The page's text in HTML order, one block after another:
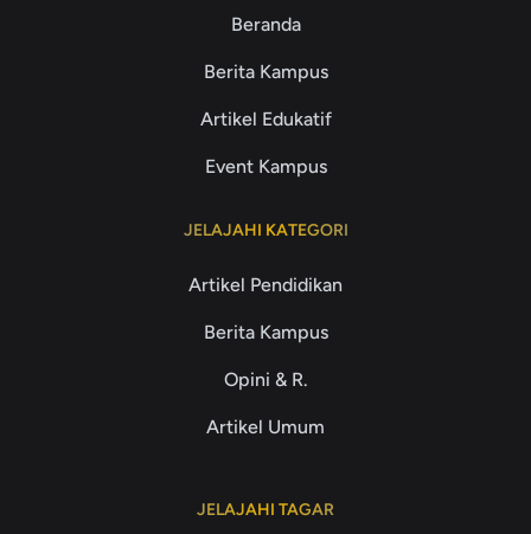
Beranda
Berita Kampus
Artikel Edukatif
Event Kampus
JELAJAHI KATEGORI
Artikel Pendidikan
Berita Kampus
Opini & R.
Artikel Umum
JELAJAHI TAGAR